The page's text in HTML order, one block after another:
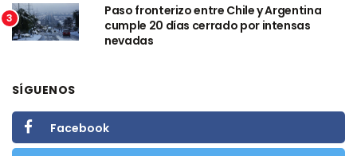
3
Paso fronterizo entre Chile y Argentina
cumple 20 días cerrado por intensas
nevadas
SÍGUENOS
Facebook